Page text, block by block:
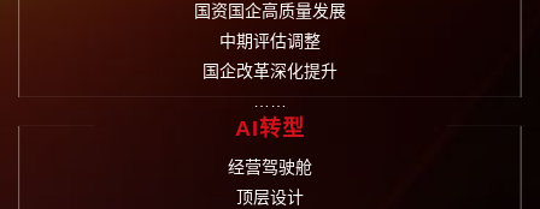
国资国企高质量发展
中期评估调整
国企改革深化提升
AI转型
经营驾驶舱
顶层设计